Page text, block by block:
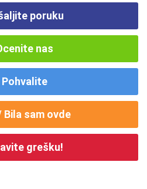
poruku
nas
Pohvalite
Bila sam ovde
grešku!